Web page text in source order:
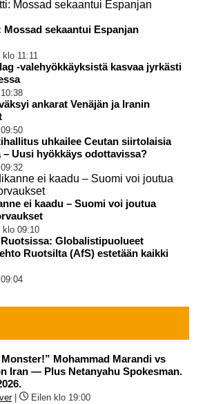
sekaantui Espanjan
klo 11:11
-valehyökkäyksistä kasvaa jyrkästi
ankarat Venäjän ja Iranin
uhkailee Ceutan siirtolaisia
– Uusi hyökkäys odottavissa?
ei kaadu – Suomi voi joutua
klo 09:10
Globalistipuolueet
Ruotsilta (AfS) estetään kaikki
Monster!” Mohammad Marandi vs
Iran — Plus Netanyahu Spokesman.
| Eilen klo 19:00